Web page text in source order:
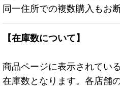
同一住所での複数購入もお
【在庫数について】
商品ページに表示されてい
在庫数となります。各店舗